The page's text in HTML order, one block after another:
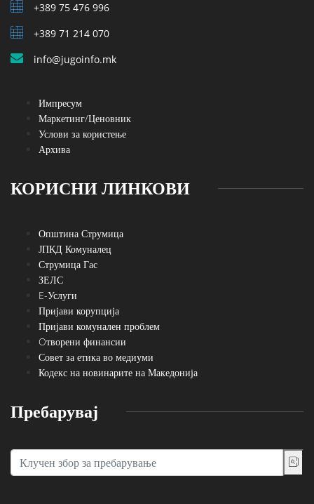
+389 75 476 996
+389 71 214 070
info@jugoinfo.mk
Импресум
Маркетинг/Ценовник
Услови за користење
Архива
КОРИСНИ ЛИНКОВИ
Општина Струмица
ЈПКД Комуналец
Струмица Гас
ЗЕЛС
E-Услуги
Пријави корупција
Пријави комунален проблем
Oтворени финансии
Совет за етика во медиуми
Кодекс на новинарите на Македонија
Пребарувај